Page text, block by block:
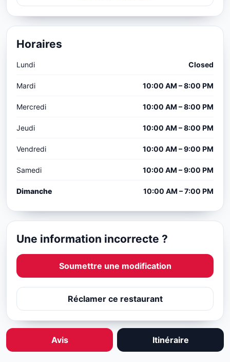
Horaires
Lundi Closed
Mardi 10:00 AM – 8:00 PM
Mercredi 10:00 AM – 8:00 PM
Jeudi 10:00 AM – 8:00 PM
Vendredi 10:00 AM – 9:00 PM
Samedi 10:00 AM – 9:00 PM
Dimanche 10:00 AM – 7:00 PM
Une information incorrecte ?
Soumettre une modification
Réclamer ce restaurant
Avis Itinéraire